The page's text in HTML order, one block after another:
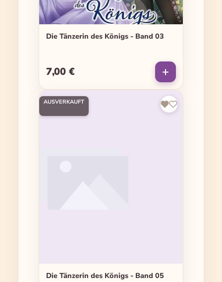
Die Tänzerin des Königs - Band 03
Regulärer Preis:
7,00 €
AUSVERKAUFT
Die Tänzerin des Königs - Band 05